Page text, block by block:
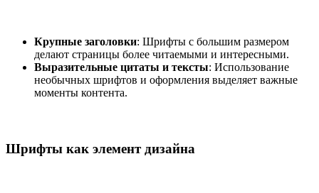
Крупные заголовки: Шрифты с большим размером
делают страницы более читаемыми и интересными.
Выразительные цитаты и тексты: Использование
необычных шрифтов и оформления выделяет важные
моменты контента.
Шрифты как элемент дизайна